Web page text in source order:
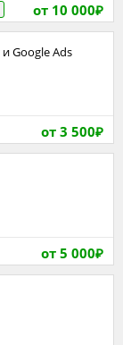
от 10 000₽
и Google Ads
от 3 500₽
от 5 000₽